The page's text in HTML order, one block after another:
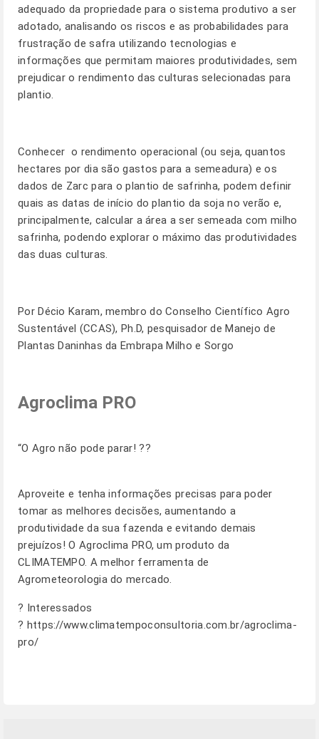
adequado da propriedade para o sistema produtivo a ser
adotado, analisando os riscos e as probabilidades para
frustração de safra utilizando tecnologias e
informações que permitam maiores produtividades, sem
prejudicar o rendimento das culturas selecionadas para
plantio.
Conhecer o rendimento operacional (ou seja, quantos
hectares por dia são gastos para a semeadura) e os
dados de Zarc para o plantio de safrinha, podem definir
quais as datas de início do plantio da soja no verão e,
principalmente, calcular a área a ser semeada com milho
safrinha, podendo explorar o máximo das produtividades
das duas culturas.
Por Décio Karam, membro do Conselho Científico Agro
Sustentável (CCAS), Ph.D, pesquisador de Manejo de
Plantas Daninhas da Embrapa Milho e Sorgo
Agroclima PRO
“O Agro não pode parar! ??
Aproveite e tenha informações precisas para poder
tomar as melhores decisões, aumentando a
produtividade da sua fazenda e evitando demais
prejuízos! O Agroclima PRO, um produto da
CLIMATEMPO. A melhor ferramenta de
Agrometeorologia do mercado.
? Interessados
? https://www.climatempoconsultoria.com.br/agroclima-
pro/